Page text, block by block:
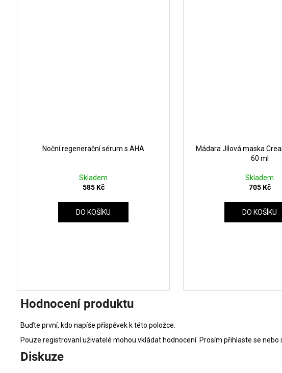
Noční regenerační sérum s AHA
Skladem
585 Kč
DO KOŠÍKU
Mádara Jílová maska
60 ml
Skladem
705 Kč
DO KOŠÍKU
Hodnocení produktu
Buďte první, kdo napíše příspěvek k této položce.
Pouze registrovaní uživatelé mohou vkládat hodnocení. Prosím přihlaste se nebo
Diskuze